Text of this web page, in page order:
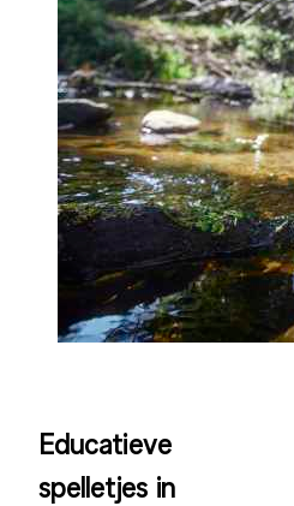
Educatieve
spelletjes in